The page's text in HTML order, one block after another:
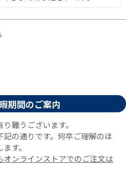
期間のご案内
難うございます。
の通りです。何卒ご理解のほ
す。
オンラインストアでのご注文は